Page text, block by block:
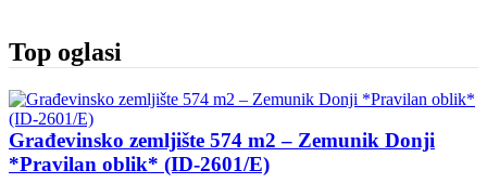
Top oglasi
Građevinsko zemljište 574 m2 – Zemunik Donji
*Pravilan oblik* (ID-2601/E)